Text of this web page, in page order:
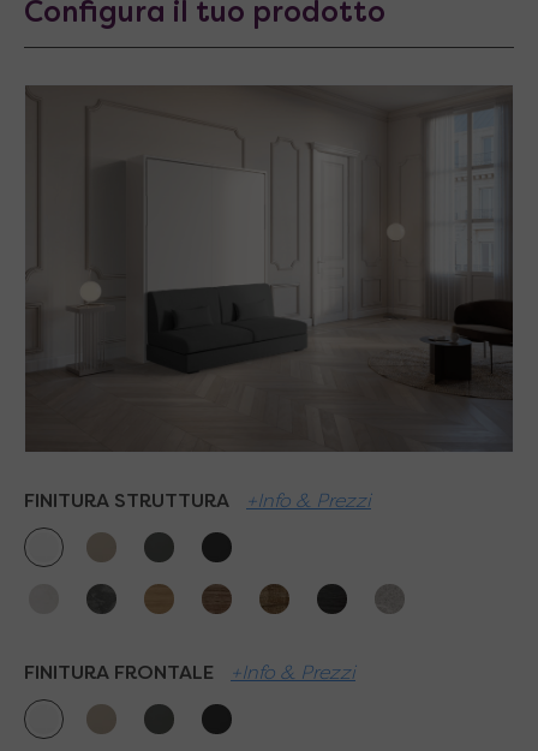
Configura il tuo prodotto
FINITURA STRUTTURA +Info & Prezzi
FINITURA FRONTALE +Info & Prezzi